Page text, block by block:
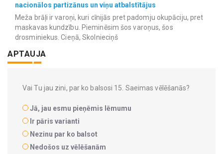
nacionālos partizānus un viņu atbalstītājus
Meža brāļi ir varoņi, kuri cīnijās pret padomju okupāciju, pret
maskavas kundzību. Pieminēsim šos varoņus, šos
drosminiekus. Cieņā, Skolnieciņš
APTAUJA
Vai Tu jau zini, par ko balsosi 15. Saeimas vēlēšanās?
Jā, jau esmu pieņēmis lēmumu
Ir pāris varianti
Nezinu par ko balsot
Nedošos uz vēlēšanām